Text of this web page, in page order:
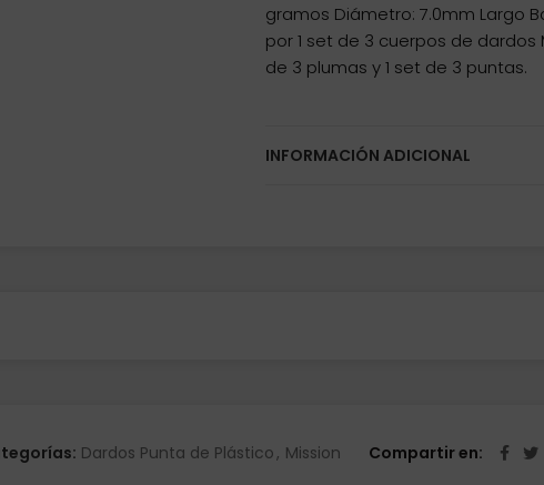
gramos Diámetro: 7.0mm Largo
por 1 set de 3 cuerpos de dardos
de 3 plumas y 1 set de 3 puntas.
INFORMACIÓN ADICIONAL
Dardos Punta de Plástico, Mission Compartir en